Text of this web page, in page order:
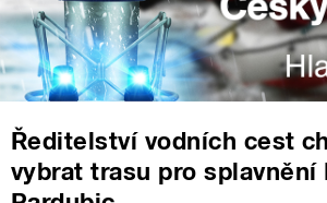
Ředitelství vodních cest
vybrat trasu pro splavnění